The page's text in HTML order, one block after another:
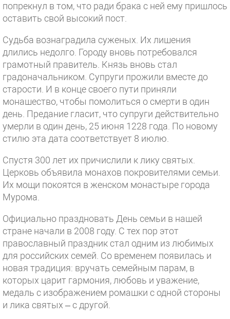
попрекнул в том, что ради брака с ней ему пришлось
оставить свой высокий пост.
Судьба вознаградила суженых. Их лишения
длились недолго. Городу вновь потребовался
грамотный правитель. Князь вновь стал
градоначальником. Супруги прожили вместе до
старости. И в конце своего пути приняли
монашество, чтобы помолиться о смерти в один
день. Предание гласит, что супруги действительно
умерли в один день, 25 июня 1228 года. По новому
стилю эта дата соответствует 8 июлю.
Спустя 300 лет их причислили к лику святых.
Церковь объявила монахов покровителями семьи.
Их мощи покоятся в женском монастыре города
Мурома.
Официально праздновать День семьи в нашей
стране начали в 2008 году. С тех пор этот
православный праздник стал одним из любимых
для российских семей. Со временем появилась и
новая традиция: вручать семейным парам, в
которых царит гармония, любовь и уважение,
медаль с изображением ромашки с одной стороны
и лика святых – с другой.